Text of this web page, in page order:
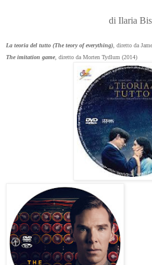
di Ilaria
La teoria del tutto (The teory of everything) , diretto da
The imitation game , diretto da Morten Tydlum (2014)